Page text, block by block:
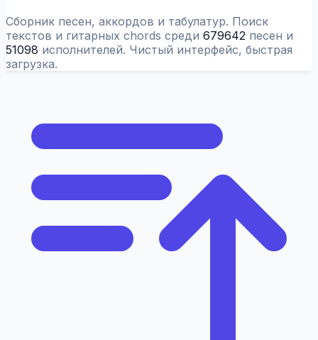
Сборник песен, аккордов и табулатур. Поиск
текстов и гитарных chords среди 679642 песен и
51098 исполнителей. Чистый интерфейс, быстрая
загрузка.